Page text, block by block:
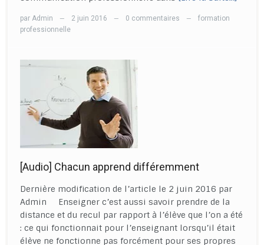
par Admin — 2 juin 2016 — 0 commentaires —
formation
professionnelle
[Audio] Chacun apprend différemment
Dernière modification de l’article le 2 juin 2016 par
Admin Enseigner c’est aussi savoir prendre de la
distance et du recul par rapport à l’élève que l’on a été
: ce qui fonctionnait pour l’enseignant lorsqu’il était
élève ne fonctionne pas forcément pour ses propres